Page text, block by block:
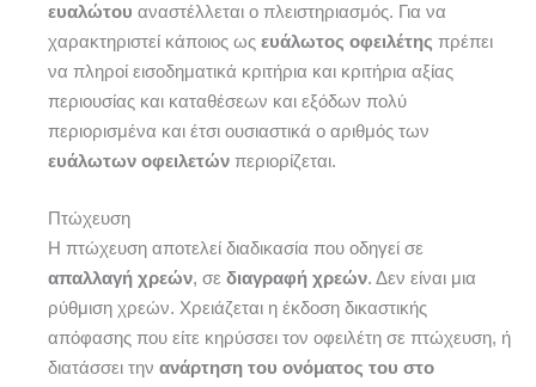
ευαλώτου αναστέλλεται ο πλειστηριασμός. Για να
χαρακτηριστεί κάποιος ως ευάλωτος οφειλέτης πρέπει
να πληροί εισοδηματικά κριτήρια και κριτήρια αξίας
περιουσίας και καταθέσεων και εξόδων πολύ
περιορισμένα και έτσι ουσιαστικά ο αριθμός των
ευάλωτων οφειλετών περιορίζεται.
Πτώχευση
Η πτώχευση αποτελεί διαδικασία που οδηγεί σε
απαλλαγή χρεών, σε διαγραφή χρεών. Δεν είναι μια
ρύθμιση χρεών. Χρειάζεται η έκδοση δικαστικής
απόφασης που είτε κηρύσσει τον οφειλέτη σε πτώχευση, ή
διατάσσει την ανάρτηση του ονόματος του στο